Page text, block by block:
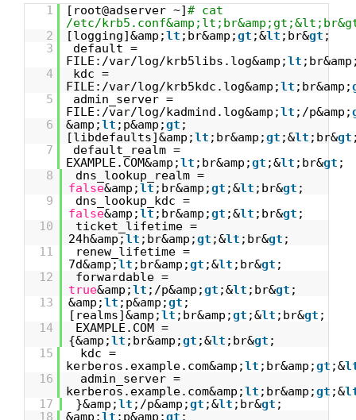
1 [root@adserver ~]# cat
/etc/
2
[logging]&amp;lt ;br&amp;gt ;&lt ;br&gt ;
3
default =
FILE:/var/log/krb5libs.log&amp;lt
4
kdc =
FILE:/var/log/krb5kdc.log&amp;lt ;br&amp;
5
admin_server =
FILE:/var/log/kadmind.log&amp;lt ;/p&amp;
6
&amp;lt ;p&amp;gt ;
[libdefaults]&amp;lt ;br&amp;gt ;&lt ;br&gt
7
default_realm =
EXAMPLE.COM&amp;lt ;br&amp;gt ;&lt ;br&gt ;
8
dns_lookup_realm =
false&amp;lt ;br&amp;gt ;&lt ;br&gt ;
9
dns_lookup_kdc =
false&amp;lt ;br&amp;gt ;&lt ;br&gt ;
10
ticket_lifetime =
24h&amp;lt ;br&amp;gt ;&lt ;br&gt ;
11
renew_lifetime =
7d&amp;lt ;br&amp;gt ;&lt ;br&gt ;
12
forwardable =
true&amp;lt ;/p&amp;gt ;&lt ;br&gt ;
13
&amp;lt ;p&amp;gt ;
[realms]&amp;lt ;br&amp;gt ;&lt ;br&gt ;
14
EXAMPLE.COM =
{&amp;lt ;br&amp;gt ;&lt ;br&gt ;
15
kdc =
kerberos.example.com&amp;lt ;br&amp;gt ;&
16
admin_server =
kerberos.example.com&amp;lt ;br&amp;gt ;&
17
}&amp;lt ;/p&amp;gt ;&lt ;br&gt ;
18
&amp;lt ;p&amp;gt ;